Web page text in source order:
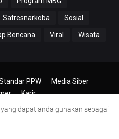
Satresnarkoba Sosial
Bencana Viral Wisata
Inti Media
Standar PPW
Media Siber
Karir
dapat anda gunakan sebagai